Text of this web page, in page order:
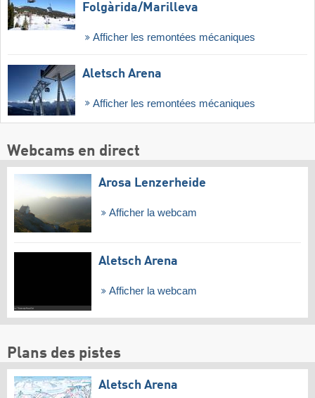
Folgàrida/​Marilleva
Afficher les remontées mécaniques
Aletsch Arena
Afficher les remontées mécaniques
Webcams en direct
Arosa Lenzerheide
Afficher la webcam
Aletsch Arena
Afficher la webcam
Plans des pistes
Aletsch Arena